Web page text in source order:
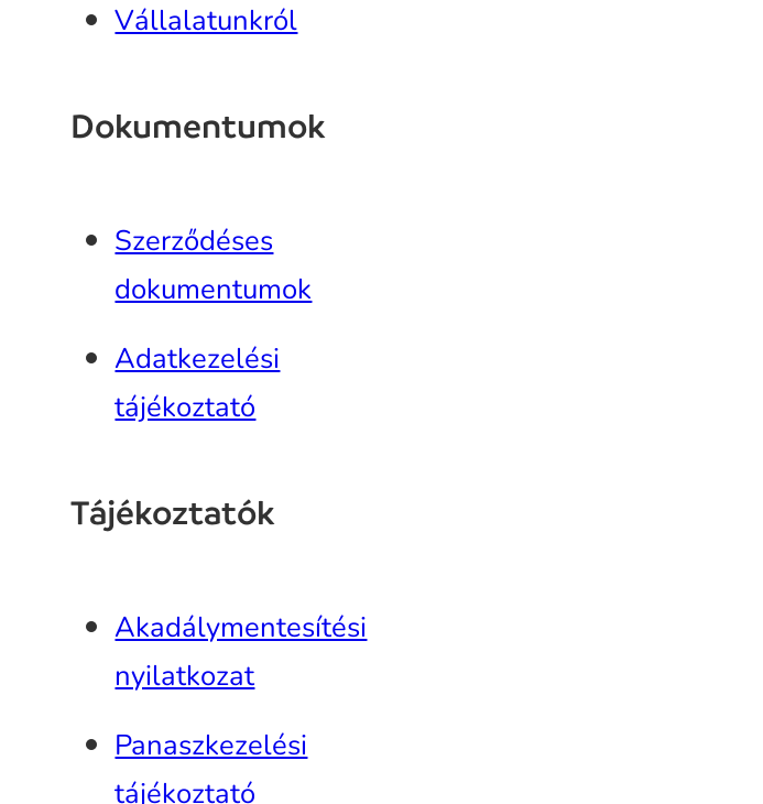
Vállalatunkról
Dokumentumok
Szerződéses
dokumentumok
Adatkezelési
tájékoztató
Tájékoztatók
Akadálymentesítési
nyilatkozat
Panaszkezelési
tájékoztató